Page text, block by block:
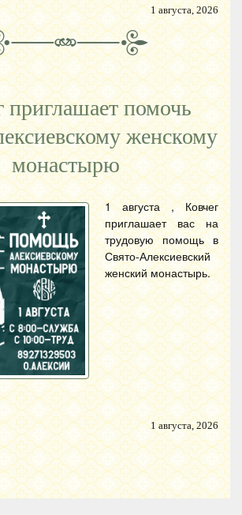
1 августа, 2026
приглашает помочь
женскому
монастырю
1 августа , Ковчег
приглашает вас на
трудовую помощь в
Свято-Алексиевский
женский монастырь.
1 августа, 2026